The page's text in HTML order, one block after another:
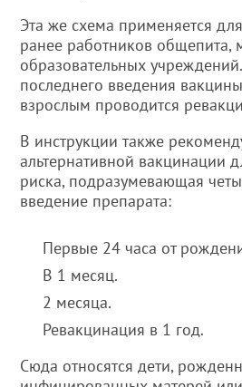
Эта же схема применяется
ранее работников общепита,
образовательных
последнего введения
взрослым проводится
В инструкции также
альтернативной вакцинации
риска, подразумевающая
введение препарата:
Первые 24 часа от
В 1 месяц.
2 месяца.
Ревакцинация в 1 год.
Сюда относятся дети,